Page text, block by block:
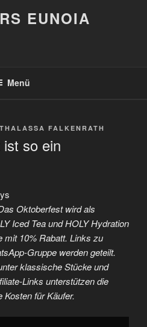
EUNOIA
Menü
THALASSA FALKENRATH
so ein
Oktoberfest wird als
Iced Tea und HOLY Hydration
mit 10% Rabatt. Links zu
Gruppe werden geteilt.
klassische Stücke und
Links unterstützen die
Kosten für Käufer.